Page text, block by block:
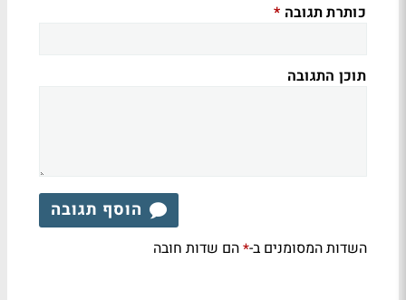
כותרת תגובה *
תוכן התגובה
הוסף תגובה
השדות המסומנים ב-*הם שדות חובה